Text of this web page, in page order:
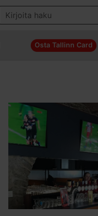
Osta Tallinn Card